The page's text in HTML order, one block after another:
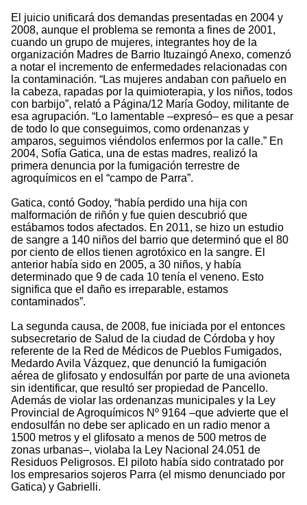
El juicio unificará dos demandas presentadas en 2004 y
2008, aunque el problema se remonta a fines de 2001,
cuando un grupo de mujeres, integrantes hoy de la
organización Madres de Barrio Ituzaingó Anexo, comenzó
a notar el incremento de enfermedades relacionadas con
la contaminación. “Las mujeres andaban con pañuelo en
la cabeza, rapadas por la quimioterapia, y los niños, todos
con barbijo”, relató a Página/12 María Godoy, militante de
esa agrupación. “Lo lamentable –expresó– es que a pesar
de todo lo que conseguimos, como ordenanzas y
amparos, seguimos viéndolos enfermos por la calle.” En
2004, Sofía Gatica, una de estas madres, realizó la
primera denuncia por la fumigación terrestre de
agroquímicos en el “campo de Parra”.
Gatica, contó Godoy, “había perdido una hija con
malformación de riñón y fue quien descubrió que
estábamos todos afectados. En 2011, se hizo un estudio
de sangre a 140 niños del barrio que determinó que el 80
por ciento de ellos tienen agrotóxico en la sangre. El
anterior había sido en 2005, a 30 niños, y había
determinado que 9 de cada 10 tenía el veneno. Esto
significa que el daño es irreparable, estamos
contaminados”.
La segunda causa, de 2008, fue iniciada por el entonces
subsecretario de Salud de la ciudad de Córdoba y hoy
referente de la Red de Médicos de Pueblos Fumigados,
Medardo Avila Vázquez, que denunció la fumigación
aérea de glifosato y endosulfán por parte de una avioneta
sin identificar, que resultó ser propiedad de Pancello.
Además de violar las ordenanzas municipales y la Ley
Provincial de Agroquímicos Nº 9164 –que advierte que el
endosulfán no debe ser aplicado en un radio menor a
1500 metros y el glifosato a menos de 500 metros de
zonas urbanas–, violaba la Ley Nacional 24.051 de
Residuos Peligrosos. El piloto había sido contratado por
los empresarios sojeros Parra (el mismo denunciado por
Gatica) y Gabrielli.